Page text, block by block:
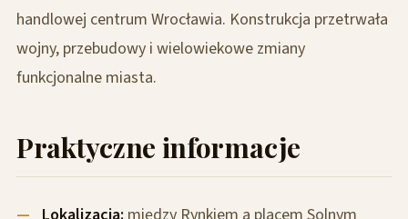
handlowej centrum Wrocławia. Konstrukcja przetrwała
wojny, przebudowy i wielowiekowe zmiany
funkcjonalne miasta.
Praktyczne informacje